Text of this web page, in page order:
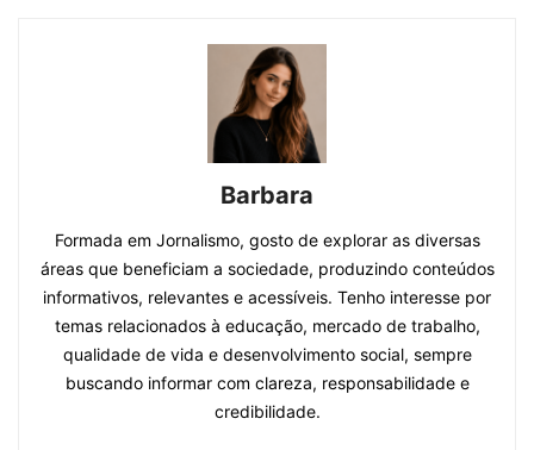
Barbara
Formada em Jornalismo, gosto de explorar as diversas
áreas que beneficiam a sociedade, produzindo conteúdos
informativos, relevantes e acessíveis. Tenho interesse por
temas relacionados à educação, mercado de trabalho,
qualidade de vida e desenvolvimento social, sempre
buscando informar com clareza, responsabilidade e
credibilidade.